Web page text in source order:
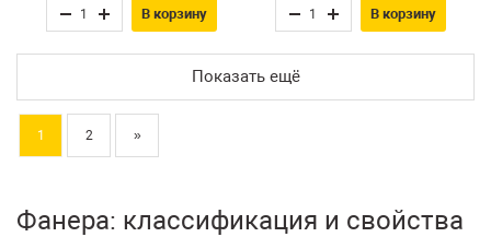
В корзину В корзину
Показать ещё
1 2 »
Фанера: классификация и свойства